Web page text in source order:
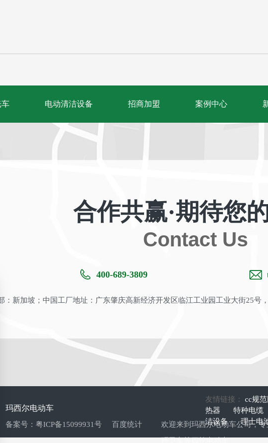
车 电动清洁设备 招商加盟 案例中心
合作共赢·期待您
Contact Us
400-689-3809
新加坡；中国工厂地址：广东肇庆高新经济开发区临江工业园工业大街25号
玛西尔电动车
备案号： 粤ICP备15099931号 百度统计 欢迎来到玛西尔电动车公司，
友情链接： cc规范
热器
特种电缆
洁设备
理士电